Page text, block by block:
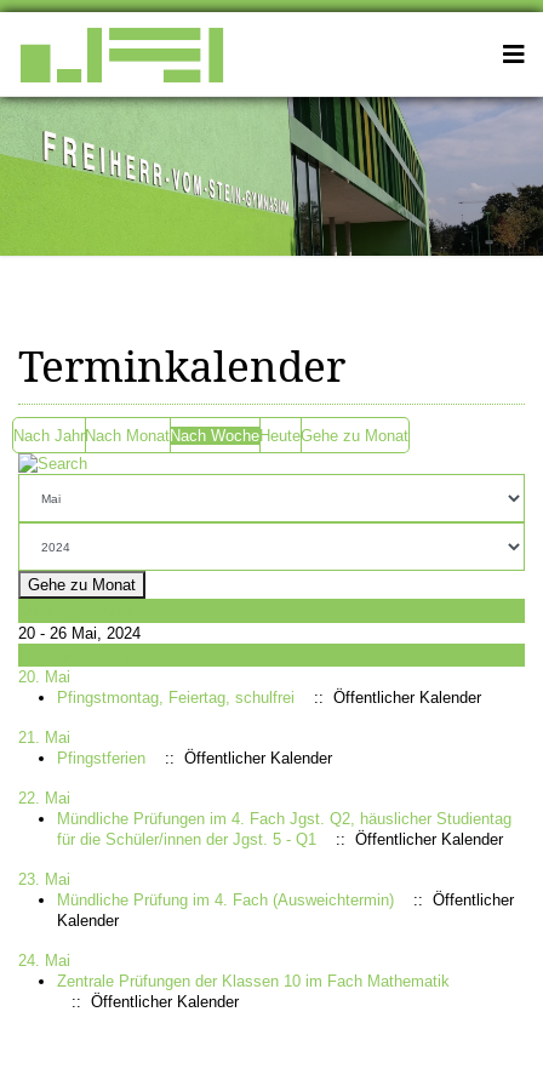
Terminkalender
Nach JahrNach MonatNach WocheHeuteGehe zu Monat
Gehe zu Monat
20 - 26 Mai, 2024
20. Mai
Pfingstmontag, Feiertag, schulfrei
:: Öffentlicher Kalender
21. Mai
Pfingstferien
:: Öffentlicher Kalender
22. Mai
Mündliche Prüfungen im 4. Fach Jgst. Q2, häuslicher Studientag
für die Schüler/innen der Jgst. 5 - Q1
:: Öffentlicher Kalender
23. Mai
Mündliche Prüfung im 4. Fach (Ausweichtermin)
:: Öffentlicher
Kalender
24. Mai
Zentrale Prüfungen der Klassen 10 im Fach Mathematik
:: Öffentlicher Kalender